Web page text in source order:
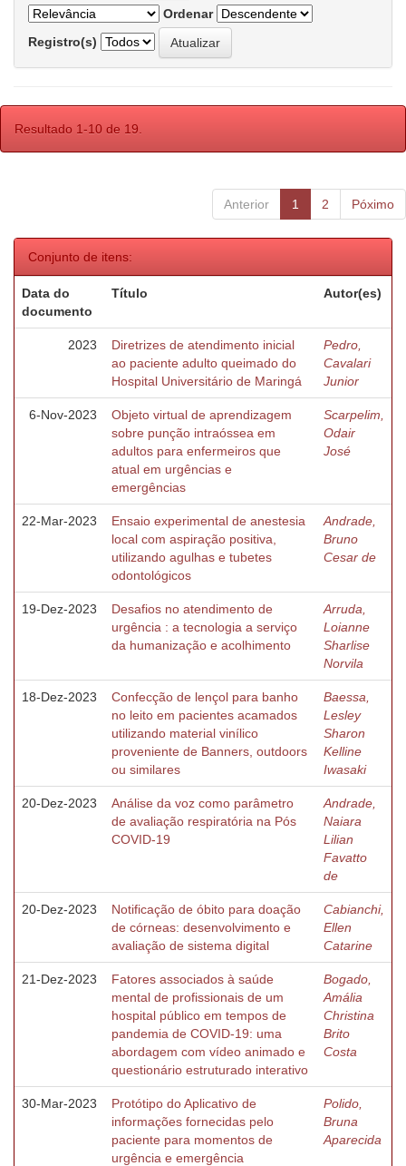
Ordenar
Registro(s)
Resultado 1-10 de 19.
Anterior 1 2 Póximo
Conjunto de itens:
Data do
documento
Título Autor(es)
2023
Diretrizes de atendimento inicial
ao paciente adulto queimado do
Hospital Universitário de Maringá
Pedro,
Cavalari
Junior
6-Nov-2023
Objeto virtual de aprendizagem
sobre punção intraóssea em
adultos para enfermeiros que
atual em urgências e
emergências
Scarpelim,
Odair
José
22-Mar-2023
Ensaio experimental de anestesia
local com aspiração positiva,
utilizando agulhas e tubetes
odontológicos
Andrade,
Bruno
Cesar de
19-Dez-2023
Desafios no atendimento de
urgência : a tecnologia a serviço
da humanização e acolhimento
Arruda,
Loianne
Sharlise
Norvila
18-Dez-2023
Confecção de lençol para banho
no leito em pacientes acamados
utilizando material vinílico
proveniente de Banners, outdoors
ou similares
Baessa,
Lesley
Sharon
Kelline
Iwasaki
20-Dez-2023
Análise da voz como parâmetro
de avaliação respiratória na Pós
COVID-19
Andrade,
Naiara
Lilian
Favatto
de
20-Dez-2023
Notificação de óbito para doação
de córneas: desenvolvimento e
avaliação de sistema digital
Cabianchi,
Ellen
Catarine
21-Dez-2023
Fatores associados à saúde
mental de profissionais de um
hospital público em tempos de
pandemia de COVID-19: uma
abordagem com vídeo animado e
questionário estruturado interativo
Bogado,
Amália
Christina
Brito
Costa
30-Mar-2023
Protótipo do Aplicativo de
informações fornecidas pelo
paciente para momentos de
urgência e emergência
Polido,
Bruna
Aparecida